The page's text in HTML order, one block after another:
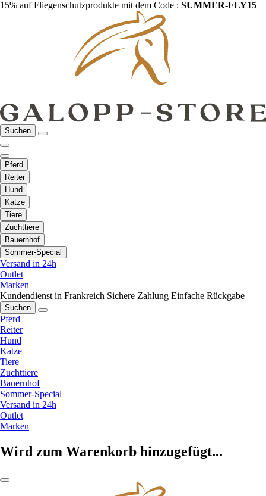
15% auf Fliegenschutzprodukte mit dem Code : SUMMER-FLY15
Suchen
Pferd
Reiter
Hund
Katze
Tiere
Zuchttiere
Bauernhof
Sommer-Special
Versand in 24h
Outlet
Marken
Kundendienst in Frankreich Sichere Zahlung Einfache Rückgabe
Suchen
Pferd
Reiter
Hund
Katze
Tiere
Zuchttiere
Bauernhof
Sommer-Special
Versand in 24h
Outlet
Marken
Wird zum Warenkorb hinzugefügt...